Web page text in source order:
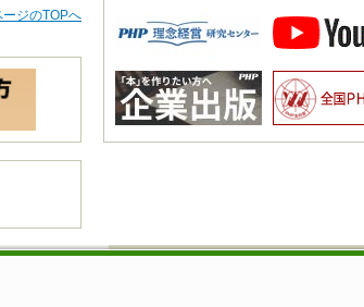
ージのTOPへ